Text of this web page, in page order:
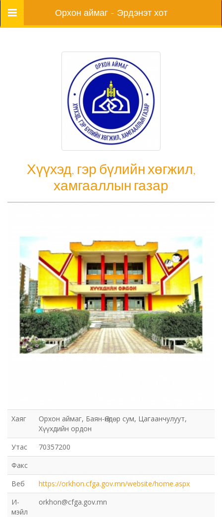
Цэс Орхон аймаг - Эрдэнэт хот
Хүүхэд, гэр бүлийн хөгжил,
хамгааллын газар
Хаяг
Орхон аймаг, Баян-Өндөр сум, Цагаанчулуут,
Хүүхдийн ордон
Утас
70357200
Факс
Веб
https://orkhon.cfga.gov.mn/website/home.aspx
И-
мэйл
orkhon@cfga.gov.mn